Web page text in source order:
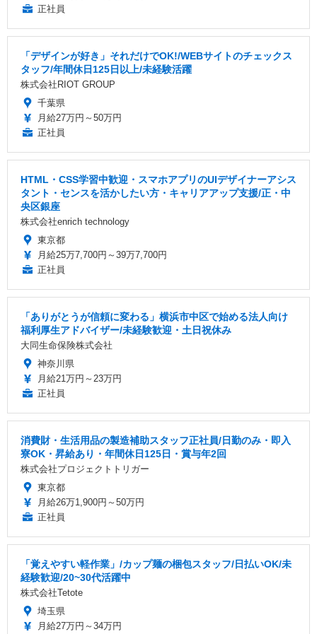
正社員
「デザインが好き」それだけでOK!/WEBサイトのチェックス
タッフ/年間休日125日以上/未経験活躍
株式会社RIOT GROUP
千葉県
月給27万円～50万円
正社員
HTML・CSS学習中歓迎・スマホアプリのUIデザイナーアシス
タント・センスを活かしたい方・キャリアアップ支援/正・中
央区銀座
株式会社enrich technology
東京都
月給25万7,700円～39万7,700円
正社員
「ありがとうが信頼に変わる」横浜市中区で始める法人向け
福利厚生アドバイザー/未経験歓迎・土日祝休み
大同生命保険株式会社
神奈川県
月給21万円～23万円
正社員
消費財・生活用品の製造補助スタッフ正社員/日勤のみ・即入
寮OK・昇給あり・年間休日125日・賞与年2回
株式会社プロジェクトトリガー
東京都
月給26万1,900円～50万円
正社員
「覚えやすい軽作業」/カップ麺の梱包スタッフ/日払いOK/未
経験歓迎/20~30代活躍中
株式会社Tetote
埼玉県
月給27万円～34万円